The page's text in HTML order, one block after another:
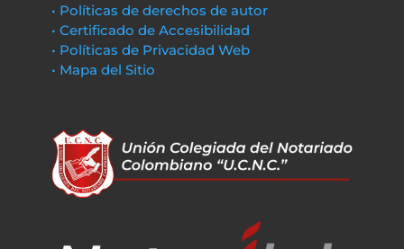
• Políticas de derechos de autor
• Certificado de Accesibilidad
• Políticas de Privacidad Web
• Mapa del Sitio